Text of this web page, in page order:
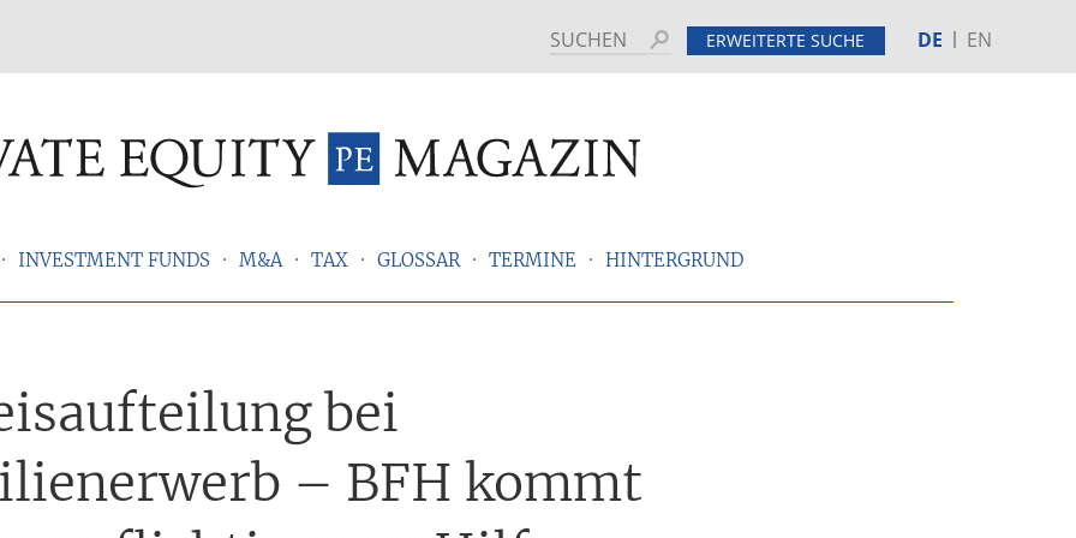
Suchen ERWEITERTE SUCHE DE EN
INVESTMENT FUNDS M&A TAX GLOSSAR TERMINE HINTERGRUND
bei
– BFH kommt